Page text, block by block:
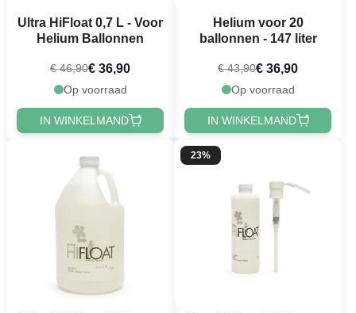
Ultra HiFloat 0,7 L - Voor
Helium Ballonnen
€ 46,90€ 36,90
Op voorraad
IN WINKELMAND
Helium voor 20
ballonnen - 147 liter
€ 43,90€ 36,90
Op voorraad
IN WINKELMAND
23%